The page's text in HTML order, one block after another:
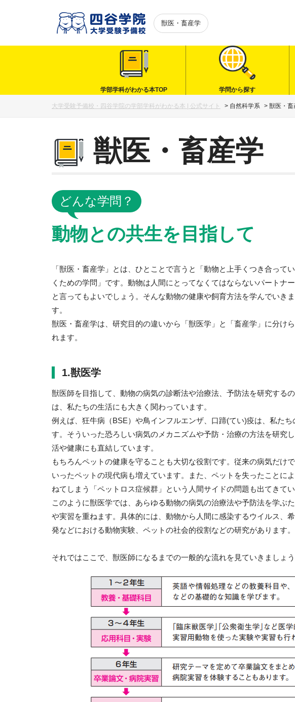
獣医・畜産学
学部学科がわかる本TOP 学問から探す
大学受験予備校・四谷学院の学部学科がわかる本 | 公式サイト > 自然科学系 > 獣医・畜
獣医・畜産学
どんな学問？
動物との共生を目指して
「獣医・畜産学」とは、ひとことで言うと「動物と上手くつき合ってい
くための学問」です。動物は人間にとってなくてはならないパートナー
と言ってもよいでしょう。そんな動物の健康や飼育方法を学んでいきま
す。
獣医・畜産学は、研究目的の違いから「獣医学」と「畜産学」に分けら
れます。
1.獣医学
獣医師を目指して、動物の病気の診断法や治療法、予防法を研究する
は、私たちの生活にも大きく関わっています。
例えば、狂牛病（BSE）や鳥インフルエンザ、口蹄(てい)疫は、私た
す。そういった恐ろしい病気のメカニズムや予防・治療の方法を研究
活や健康にも直結しています。
もちろんペットの健康を守ることも大切な役割です。従来の病気だけ
いったペットの現代病も増えています。また、ペットを失ったことに
ねてしまう「ペットロス症候群」という人間サイドの問題も出てきてい
このように獣医学では、あらゆる動物の病気の治療法や予防法を学ぶ
や実習を重ねます。具体的には、動物から人間に感染するウイルス、
発などにおける動物実験、ペットの社会的役割などの研究があります。
それではここで、獣医師になるまでの一般的な流れを見ていきましょう